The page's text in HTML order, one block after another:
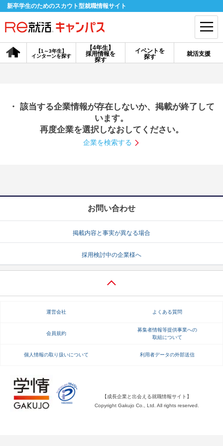
新卒学生のためのスカウト型就職情報サイト
【4年生】
採用情報を
探す
【1～3年生】
インターンを探す
イベントを
探す
就活支援
会員登録 ログイン
探す
【4年生】
説明会を探す
就活ノウハウ・サポート
就活ノウハウが満載！ お役立ち記事・相談室など
就活ニュースペーパー よくある質問
不明点があればこちら
・ 該当する企業情報が存在しないか、掲載が終了して
います。
再度企業を選択しなおしてください。
企業を検索する
お問い合わせ
掲載内容と事実が異なる場合
採用検討中の企業様へ
運営会社 よくある質問
会員規約
募集者情報等提供事業への
取組について
個人情報の取り扱いについて 利用者データの外部送信
【成長企業と出会える就職情報サイト】
Copyright Gakujo Co., Ltd. All rights reserved.